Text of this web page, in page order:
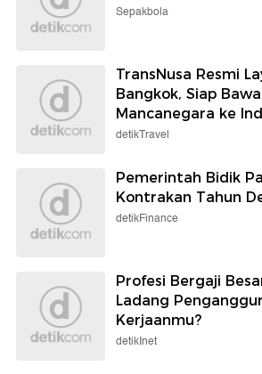
Sepakbola
TransNusa Resmi
Bangkok, Siap
Mancanegara ke
detikTravel
Pemerintah Bidik
Kontrakan Tahun
detikFinance
Profesi Bergaji
Ladang
Kerjaanmu?
detikInet